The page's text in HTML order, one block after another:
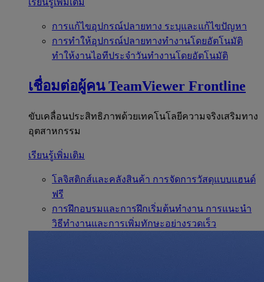
การแก้ไขอุปกรณ์ปลายทาง ระบุและแก้ไขปัญหา
การทำให้อุปกรณ์ปลายทางทำงานโดยอัตโนมัติ
ทำให้งานไอทีประจำวันทำงานโดยอัตโนมัติ
เชื่อมต่อผู้คน TeamViewer Frontline
ขับเคลื่อนประสิทธิภาพด้วยเทคโนโลยีความจริงเสริมทาง
อุตสาหกรรม
เรียนรู้เพิ่มเติม
โลจิสติกส์และคลังสินค้า การจัดการวัสดุแบบแฮนด์
ฟรี
การฝึกอบรมและการฝึกเริ่มต้นทำงาน การแนะนำ
วิธีทำงานและการเพิ่มทักษะอย่างรวดเร็ว